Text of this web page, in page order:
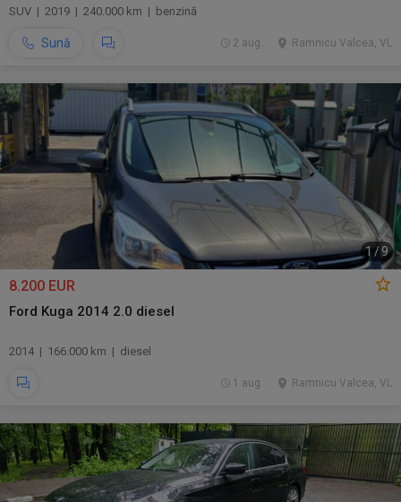
SUV | 2019 | 240.000 km | benzină
Sună Ramnicu Valcea, VL
2 aug.
1/9
8.200 EUR
Ford Kuga 2014 2.0 diesel
2014 | 166.000 km | diesel
Ramnicu Valcea, VL
1 aug.